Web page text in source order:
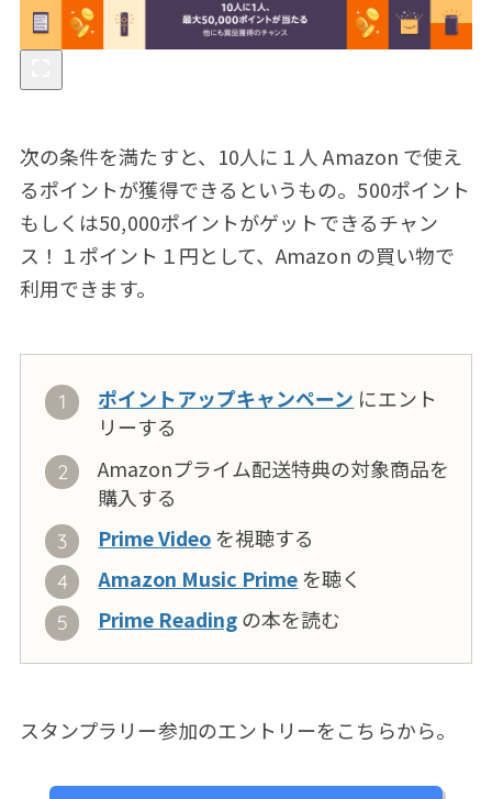
次の条件を満たすと、10人に１人 Amazon で使え
るポイントが獲得できるというもの。500ポイント
もしくは50,000ポイントがゲットできるチャン
ス！１ポイント１円として、Amazon の買い物で
利用できます。
ポイントアップキャンペーン にエント
リーする
Amazonプライム配送特典の対象商品を
購入する
Prime Videoを視聴する
Amazon Music Primeを聴く
Prime Readingの本を読む
スタンプラリー参加のエントリーをこちらから。